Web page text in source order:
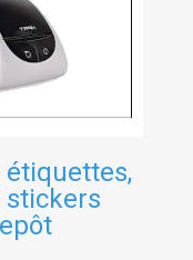
stickers